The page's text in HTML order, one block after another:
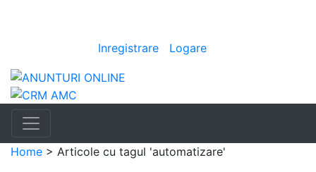
Inregistrare Logare
Home > Articole cu tagul 'automatizare'